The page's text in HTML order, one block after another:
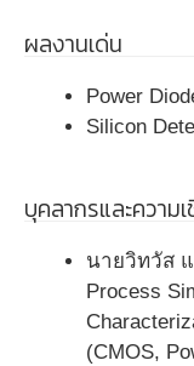
ผลงานเด่น
Power
Silicon
บุคลากรและความ
นายวิทวัส แ
Process
(CMOS,